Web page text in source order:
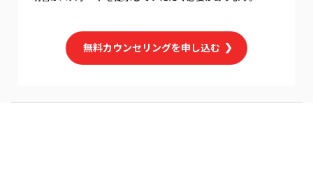
無料カウンセリングを申し込む